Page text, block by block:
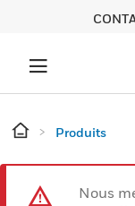
Produits
Nous